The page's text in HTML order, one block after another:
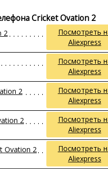
Cricket Ovation 2
2
Посмотреть
Aliexpress
Посмотреть
Aliexpress
2
Посмотреть
Aliexpress
2
Посмотреть
Aliexpress
Ovation 2
Посмотреть
Aliexpress